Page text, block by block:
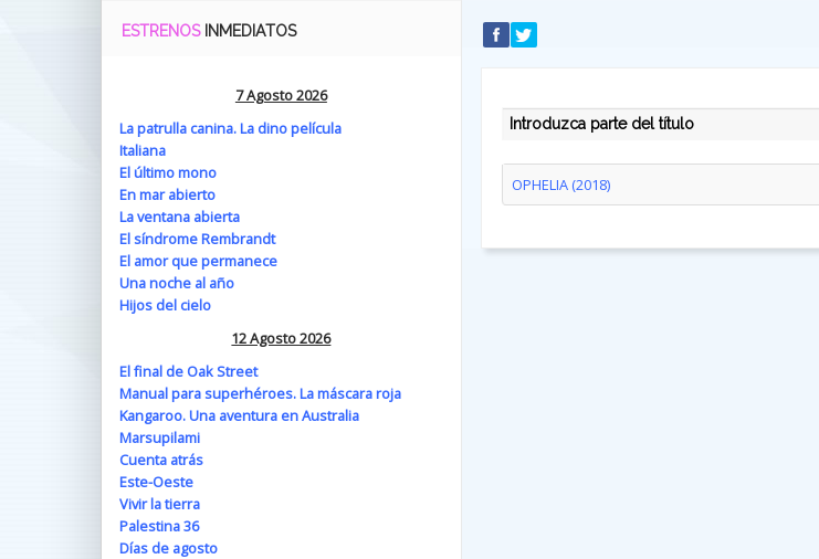
INTRODUZCA PARTE DEL TÍTULO
OPHELIA (2018)
ESTRENOS INMEDIATOS
7 Agosto 2026
La patrulla canina. La dino película
Italiana
El último mono
En mar abierto
La ventana abierta
El síndrome Rembrandt
El amor que permanece
Una noche al año
Hijos del cielo
12 Agosto 2026
El final de Oak Street
Manual para superhéroes. La máscara roja
Kangaroo. Una aventura en Australia
Marsupilami
Cuenta atrás
Este-Oeste
Vivir la tierra
Palestina 36
Días de agosto